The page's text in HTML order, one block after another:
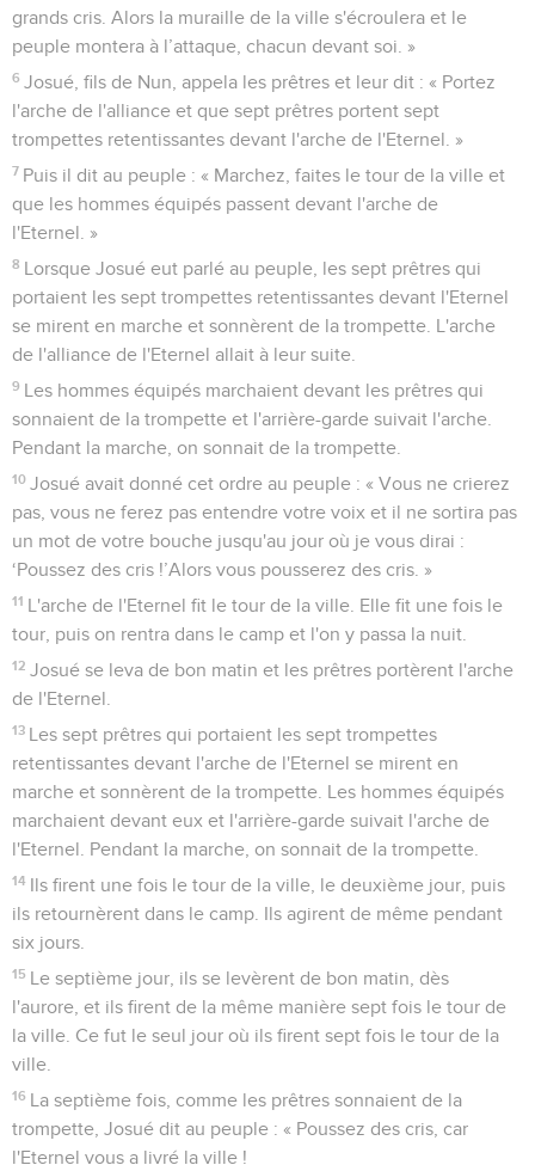
grands cris. Alors la muraille de la ville s'écroulera et le
peuple montera à l’attaque, chacun devant soi. »
6 Josué, fils de Nun, appela les prêtres et leur dit : « Portez
l'arche de l'alliance et que sept prêtres portent sept
trompettes retentissantes devant l'arche de l'Eternel. »
7 Puis il dit au peuple : « Marchez, faites le tour de la ville et
que les hommes équipés passent devant l'arche de
l'Eternel. »
8 Lorsque Josué eut parlé au peuple, les sept prêtres qui
portaient les sept trompettes retentissantes devant l'Eternel
se mirent en marche et sonnèrent de la trompette. L'arche
de l'alliance de l'Eternel allait à leur suite.
9 Les hommes équipés marchaient devant les prêtres qui
sonnaient de la trompette et l'arrière-garde suivait l'arche.
Pendant la marche, on sonnait de la trompette.
10 Josué avait donné cet ordre au peuple : « Vous ne crierez
pas, vous ne ferez pas entendre votre voix et il ne sortira pas
un mot de votre bouche jusqu'au jour où je vous dirai :
‘Poussez des cris !’Alors vous pousserez des cris. »
11 L'arche de l'Eternel fit le tour de la ville. Elle fit une fois le
tour, puis on rentra dans le camp et l'on y passa la nuit.
12 Josué se leva de bon matin et les prêtres portèrent l'arche
de l'Eternel.
13 Les sept prêtres qui portaient les sept trompettes
retentissantes devant l'arche de l'Eternel se mirent en
marche et sonnèrent de la trompette. Les hommes équipés
marchaient devant eux et l'arrière-garde suivait l'arche de
l'Eternel. Pendant la marche, on sonnait de la trompette.
14 Ils firent une fois le tour de la ville, le deuxième jour, puis
ils retournèrent dans le camp. Ils agirent de même pendant
six jours.
15 Le septième jour, ils se levèrent de bon matin, dès
l'aurore, et ils firent de la même manière sept fois le tour de
la ville. Ce fut le seul jour où ils firent sept fois le tour de la
ville.
16 La septième fois, comme les prêtres sonnaient de la
trompette, Josué dit au peuple : « Poussez des cris, car
l'Eternel vous a livré la ville !